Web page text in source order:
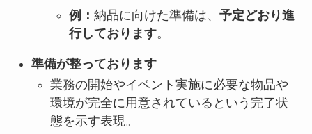
例： 納品に向けた準備は、 予定どおり進
行しております。
準備が整っております
業務の開始やイベント実施に必要な物品や
環境が完全に用意されているという完了状
態を示す表現。